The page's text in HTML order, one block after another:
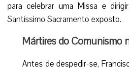
para celebrar uma Missa e
Santíssimo Sacramento exposto.
Mártires do Comunismo
Antes de despedir-se,